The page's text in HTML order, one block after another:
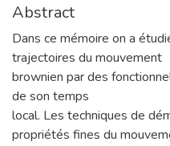
Abstract
Dans ce mémoire on a
trajectoires du mouvement
brownien par des
de son temps
local. Les techniques de
propriétés fines du